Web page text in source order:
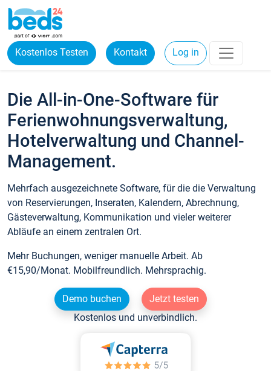
Kostenlos Testen Kontakt Log in
Die All-in-One-Software für
Ferienwohnungsverwaltung,
Hotelverwaltung und Channel-
Management.
Mehrfach ausgezeichnete Software, für die die Verwaltung
von Reservierungen, Inseraten, Kalendern, Abrechnung,
Gästeverwaltung, Kommunikation und vieler weiterer
Abläufe an einem zentralen Ort.
Mehr Buchungen, weniger manuelle Arbeit. Ab
€15,90/Monat. Mobilfreundlich. Mehrsprachig.
Demo buchen
Jetzt testen
Kostenlos und unverbindlich.